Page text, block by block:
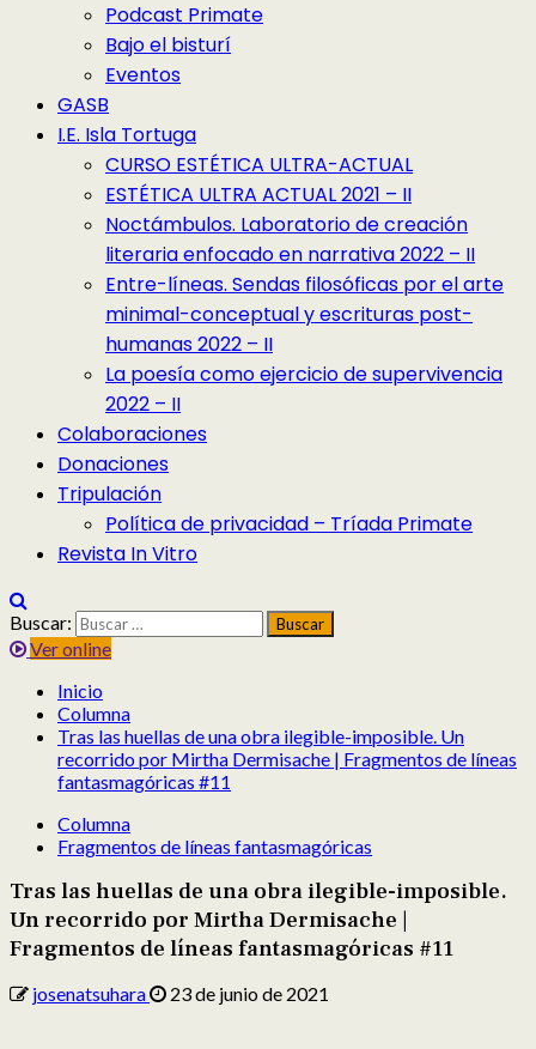
Podcast Primate
Bajo el bisturí
Eventos
GASB
I.E. Isla Tortuga
CURSO ESTÉTICA ULTRA-ACTUAL
ESTÉTICA ULTRA ACTUAL 2021 – II
Noctámbulos. Laboratorio de creación
literaria enfocado en narrativa 2022 – II
Entre-líneas. Sendas filosóficas por el arte
minimal-conceptual y escrituras post-
humanas 2022 – II
La poesía como ejercicio de supervivencia
2022 – II
Colaboraciones
Donaciones
Tripulación
Política de privacidad – Tríada Primate
Revista In Vitro
Buscar:
Ver online
Inicio
Columna
Tras las huellas de una obra ilegible-imposible. Un
recorrido por Mirtha Dermisache | Fragmentos de líneas
fantasmagóricas #11
Columna
Fragmentos de líneas fantasmagóricas
Tras las huellas de una obra ilegible-imposible.
Un recorrido por Mirtha Dermisache |
Fragmentos de líneas fantasmagóricas #11
josenatsuhara 23 de junio de 2021